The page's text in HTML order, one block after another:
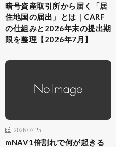
暗号資産取引所から届く「居
住地国の届出」とは｜CARF
の仕組みと2026年末の提出期
限を整理【2026年7月】
2026.07.25
mNAV1倍割れで何が起きる